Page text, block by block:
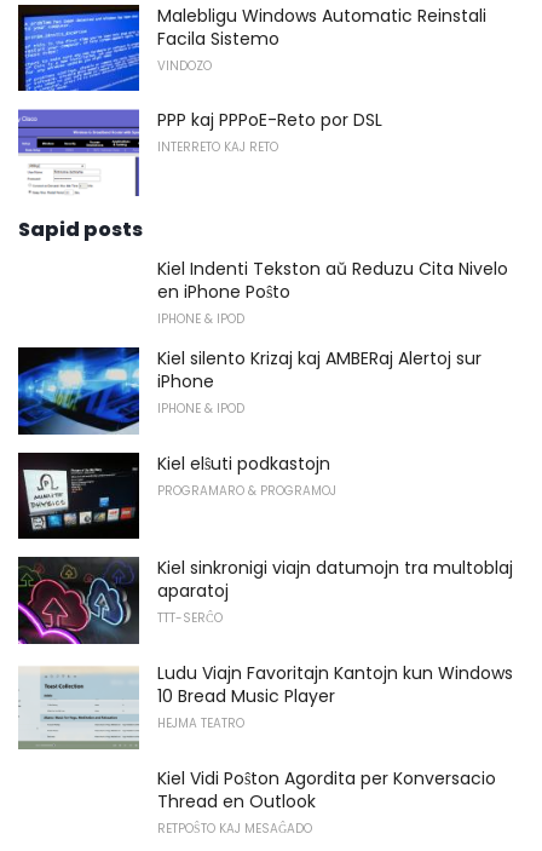
Malebligu Windows Automatic Reinstali
Facila Sistemo
VINDOZO
PPP kaj PPPoE-Reto por DSL
INTERRETO KAJ RETO
Sapid posts
Kiel Indenti Tekston aŭ Reduzu Cita Nivelo
en iPhone Poŝto
IPHONE & IPOD
Kiel silento Krizaj kaj AMBERaj Alertoj sur
iPhone
IPHONE & IPOD
Kiel elŝuti podkastojn
PROGRAMARO & PROGRAMOJ
Kiel sinkronigi viajn datumojn tra multoblaj
aparatoj
TTT-SERĈO
Ludu Viajn Favoritajn Kantojn kun Windows
10 Bread Music Player
HEJMA TEATRO
Kiel Vidi Poŝton Agordita per Konversacio
Thread en Outlook
RETPOŜTO KAJ MESAĜADO